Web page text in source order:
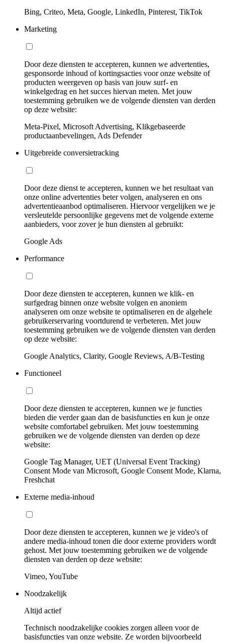
Bing, Criteo, Meta, Google, LinkedIn, Pinterest, TikTok
Marketing
Door deze diensten te accepteren, kunnen we advertenties,
gesponsorde inhoud of kortingsacties voor onze website of
producten weergeven op basis van jouw surf- en
winkelgedrag en het succes hiervan meten. Met jouw
toestemming gebruiken we de volgende diensten van derden
op deze website:
Meta-Pixel, Microsoft Advertising, Klikgebaseerde
productaanbevelingen, Ads Defender
Uitgebreide conversietracking
Door deze dienst te accepteren, kunnen we het resultaat van
onze online advertenties beter volgen, analyseren en ons
advertentieaanbod optimaliseren. Hiervoor vergelijken we je
versleutelde persoonlijke gegevens met de volgende externe
aanbieders, voor zover je hun diensten al gebruikt:
Google Ads
Performance
Door deze diensten te accepteren, kunnen we klik- en
surfgedrag binnen onze website volgen en anoniem
analyseren om onze website te optimaliseren en de algehele
gebruikerservaring voortdurend te verbeteren. Met jouw
toestemming gebruiken we de volgende diensten van derden
op deze website:
Google Analytics, Clarity, Google Reviews, A/B-Testing
Functioneel
Door deze diensten te accepteren, kunnen we je functies
bieden die verder gaan dan de basisfuncties en kun je onze
website comfortabel gebruiken. Met jouw toestemming
gebruiken we de volgende diensten van derden op deze
website:
Google Tag Manager, UET (Universal Event Tracking)
Consent Mode van Microsoft, Google Consent Mode, Klarna,
Freshchat
Externe media-inhoud
Door deze diensten te accepteren, kunnen we je video's of
andere media-inhoud tonen die door externe providers wordt
gehost. Met jouw toestemming gebruiken we de volgende
diensten van derden op deze website:
Vimeo, YouTube
Noodzakelijk
Altijd actief
Technisch noodzakelijke cookies zorgen alleen voor de
basisfuncties van onze website. Ze worden bijvoorbeeld